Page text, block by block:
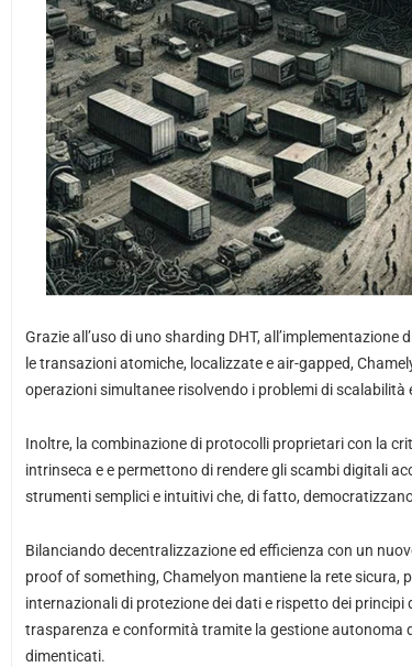
Grazie all’uso di uno sharding DHT,
le transazioni atomiche, localizzate e air-gapped,
operazioni simultanee risolvendo i problemi di
Inoltre, la combinazione di protocolli proprietari con la
intrinseca e e permettono di rendere gli scambi digitali
strumenti semplici e intuitivi che, di fatto,
Bilanciando decentralizzazione ed efficienza con un
proof of something, Chamelyon mantiene la rete sicura,
internazionali di protezione dei dati e rispetto dei
trasparenza e conformità tramite la gestione autonoma
dimenticati.